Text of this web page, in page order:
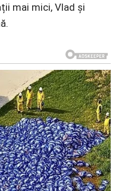
mai mici, Vlad și